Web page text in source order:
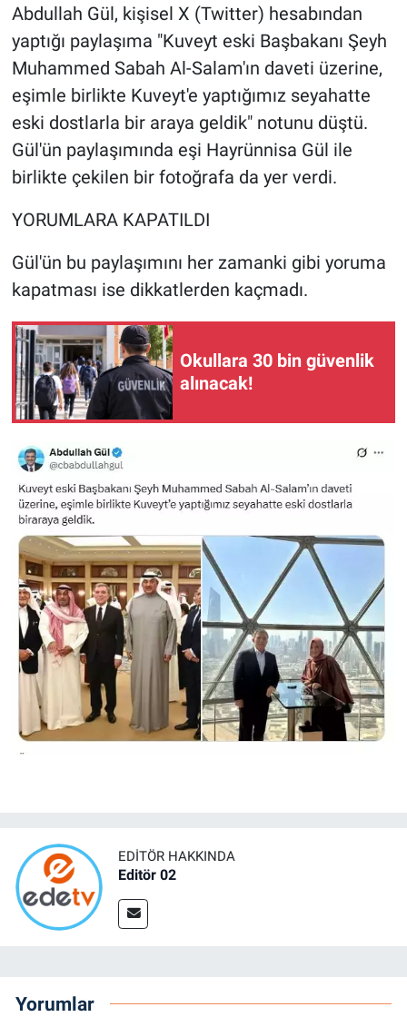
Abdullah Gül, kişisel X (Twitter) hesabından
yaptığı paylaşıma "Kuveyt eski Başbakanı Şeyh
Muhammed Sabah Al-Salam'ın daveti üzerine,
eşimle birlikte Kuveyt'e yaptığımız seyahatte
eski dostlarla bir araya geldik" notunu düştü.
Gül'ün paylaşımında eşi Hayrünnisa Gül ile
birlikte çekilen bir fotoğrafa da yer verdi.
YORUMLARA KAPATILDI
Gül'ün bu paylaşımını her zamanki gibi yoruma
kapatması ise dikkatlerden kaçmadı.
Okullara 30 bin güvenlik
alınacak!
EDITÖR HAKKINDA
Editör 02
Yorumlar